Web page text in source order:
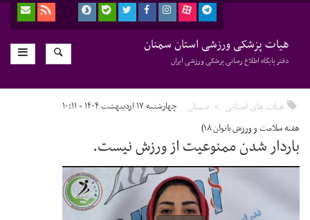
هیات پزشکی ورزشی استان سمنان
دفتر پایگاه اطلاع رسانی پزشکی ورزشی ایران
هیات های استانی سمنان چهارشنبه ۱۷ اردیبهشت ۱۴۰۴ - ۱۰:۱۱
هفته سلامت و ورزش بانوان ۱۸)
باردار شدن ممنوعیت از ورزش نیست.